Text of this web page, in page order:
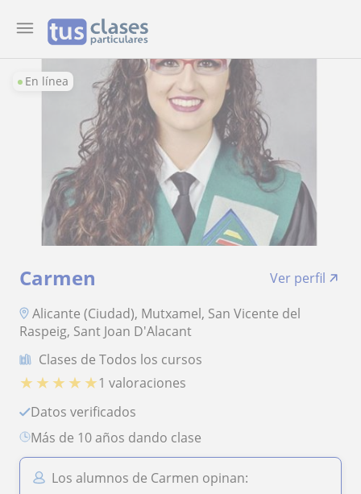
En línea
Carmen
Ver perfil
Alicante (Ciudad), Mutxamel, San Vicente del
Raspeig, Sant Joan D'Alacant
Clases de Todos los cursos
★ ★ ★ ★ ★1 valoraciones
Datos verificados
más de 10 años dando clase
Los alumnos de Carmen opinan: